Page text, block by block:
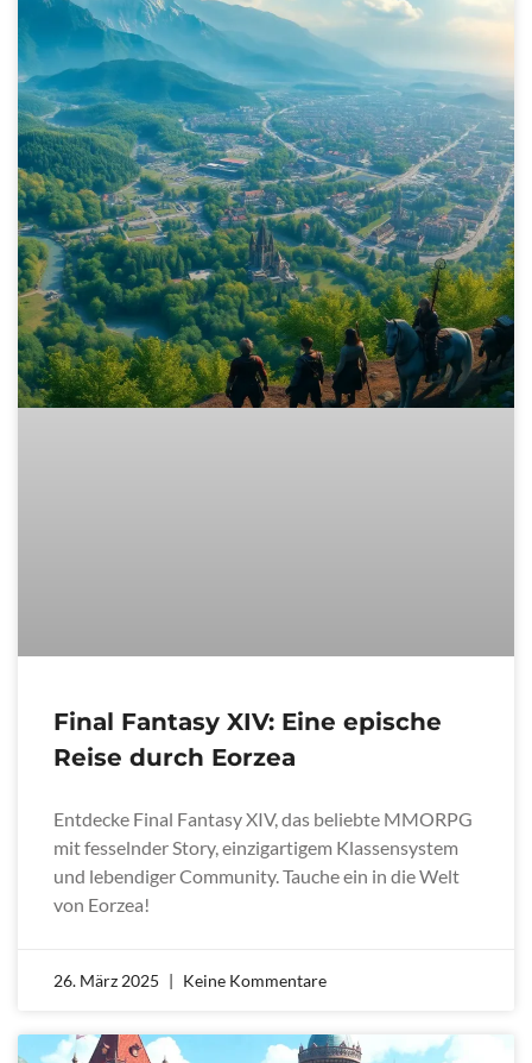
Final Fantasy XIV: Eine epische
Reise durch Eorzea
Entdecke Final Fantasy XIV, das beliebte MMORPG
mit fesselnder Story, einzigartigem Klassensystem
und lebendiger Community. Tauche ein in die Welt
von Eorzea!
26. März 2025 Keine Kommentare